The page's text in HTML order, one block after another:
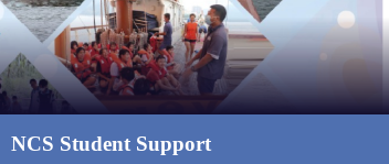
NCS Student Support